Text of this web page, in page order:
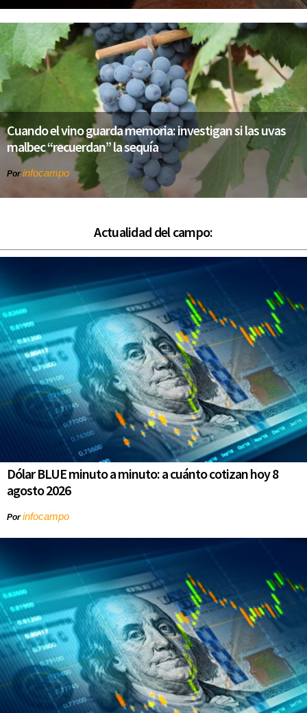
Cuando el vino guarda memoria: investigan si las uvas
malbec “recuerdan” la sequía
Por infocampo
Actualidad del campo:
Dólar BLUE minuto a minuto: a cuánto cotizan hoy 8
agosto 2026
Porinfocampo